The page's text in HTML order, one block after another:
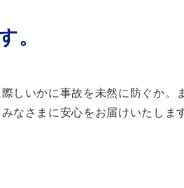
。
しいかに事故を未然に防ぐか。
なさまに安心をお届けいたします